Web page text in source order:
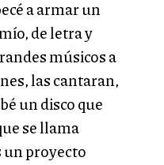
a armar un
de letra y
músicos a
las cantaran,
un disco que
se llama
un proyecto